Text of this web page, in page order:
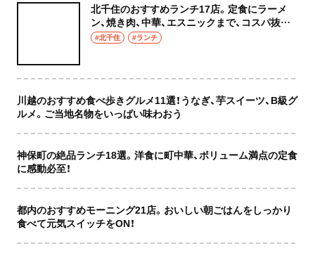
北千住のおすすめランチ17店。定食にラーメ
ン、焼き肉、中華、エスニックまで、コスパ抜群
な店もおしゃれな店も網羅してご紹介！
#北千住 #ランチ
川越のおすすめ食べ歩きグルメ11選！うなぎ、芋スイーツ、B級グ
ルメ。ご当地名物をいっぱい味わおう
神保町の絶品ランチ18選。洋食に町中華、ボリューム満点の定食
に感動必至！
都内のおすすめモーニング21店。おいしい朝ごはんをしっかり
食べて元気スイッチをON！